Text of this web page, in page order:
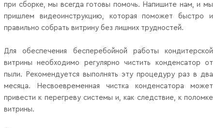
при сборке, мы всегда готовы помочь. Напишите нам, и мы
пришлем видеоинструкцию, которая поможет быстро и
правильно собрать витрину без лишних трудностей.
Для обеспечения бесперебойной работы кондитерской
витрины необходимо регулярно чистить конденсатор от
пыли. Рекомендуется выполнять эту процедуру раз в два
месяца. Несвоевременная чистка конденсатора может
привести к перегреву системы и, как следствие, к поломке
витрины.